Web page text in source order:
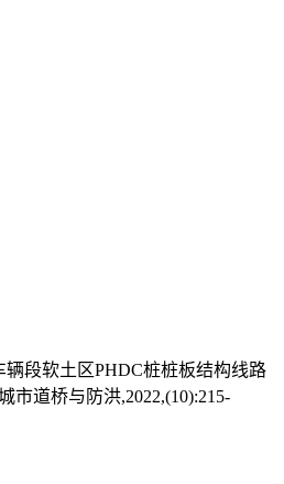
段软土区PHDC桩桩板结构线路
市道桥与防洪,2022,(10):215-